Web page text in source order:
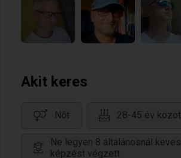
Akit keres
Nőt 28-45 év
Ne legyen 8 általánosnál
képzést végzett